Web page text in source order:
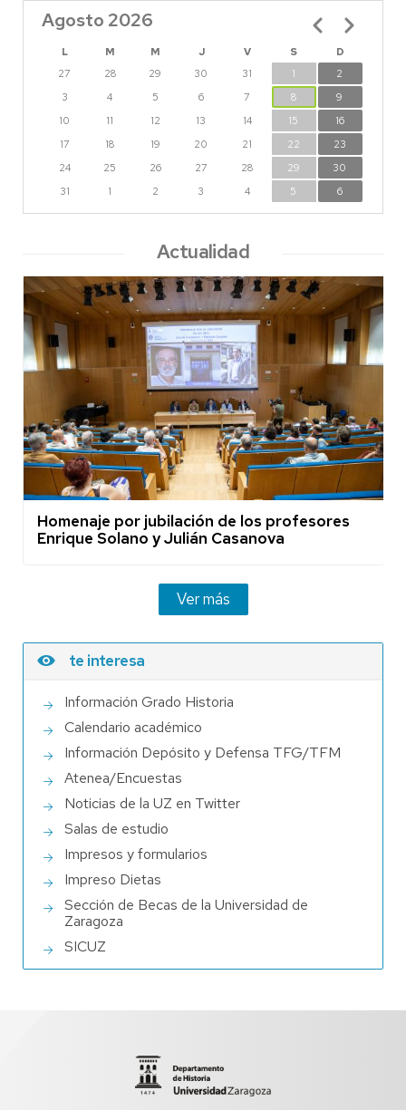
Agosto 2026
L M M J V S
D
27
28 29 30 31 1
2
3
4 5 6 7 8
9
10
11 12 13 14 15
16
17
18 19 20 21 22
23
24
25 26 27 28 29
30
31
1 2 3 4 5 6
Paginación
Actualidad
Homenaje por jubilación de los profesores
Enrique Solano y Julián Casanova
Ver más
te interesa
Información Grado Historia
Calendario académico
Información Depósito y Defensa TFG/TFM
Atenea/Encuestas
Noticias de la UZ en Twitter
Salas de estudio
Impresos y formularios
Impreso Dietas
Sección de Becas de la Universidad de
Zaragoza
SICUZ